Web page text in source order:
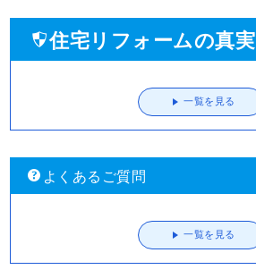
住宅リフォームの真実
一覧を見る
よくあるご質問
一覧を見る